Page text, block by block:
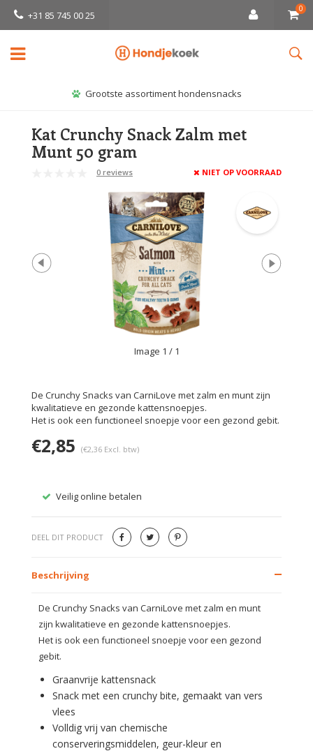
+31 85 745 00 25
0
Grootste assortiment hondensnacks
Kat Crunchy Snack Zalm met
Munt 50 gram
0 reviews NIET OP VOORRAAD
Image 1 / 1
De Crunchy Snacks van CarniLove met zalm en munt zijn
kwalitatieve en gezonde kattensnoepjes.
Het is ook een functioneel snoepje voor een gezond gebit.
€2,85 (€2,36 Excl. btw)
Veilig online betalen
DEEL DIT PRODUCT
Beschrijving
De Crunchy Snacks van CarniLove met zalm en munt
zijn kwalitatieve en gezonde kattensnoepjes.
Het is ook een functioneel snoepje voor een gezond
gebit.
Graanvrije kattensnack
Snack met een crunchy bite, gemaakt van vers
vlees
Volldig vrij van chemische
conserveringsmiddelen, geur-kleur en